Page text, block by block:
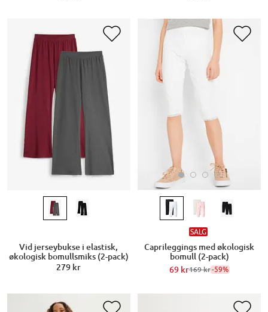
Vid jerseybukse i elastisk,
økologisk bomullsmiks (2-pack)
279 kr
SALG
Caprileggings med økologisk
bomull (2-pack)
69 kr169 kr-59%